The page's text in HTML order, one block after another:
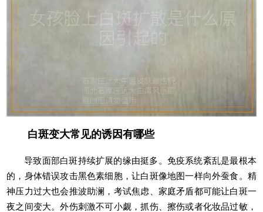
白斑变大常见的诱因有哪些
导致面部白斑持续扩展的缘由挺多。免疫系统紊乱是最根本
的，身体错误攻击黑色素细胞，让白斑像地图一样向外蚕食。精
神压力过大也会推波助澜，考试焦虑、家庭矛盾都可能让白斑一
夜之间变大。外伤刺激不可小觑，抓伤、擦伤或者化妆品过敏，